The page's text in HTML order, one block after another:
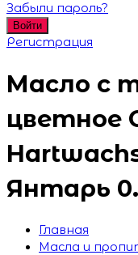
Забыли пароль?
Войти
Регистрация
Масло с
цветное
Янтарь
Главная
Масла и